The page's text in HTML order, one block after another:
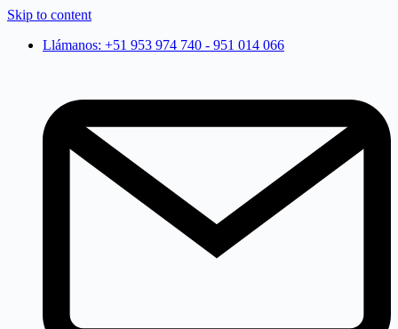
Skip to content
Llámanos: +51 953 974 740 - 951 014 066